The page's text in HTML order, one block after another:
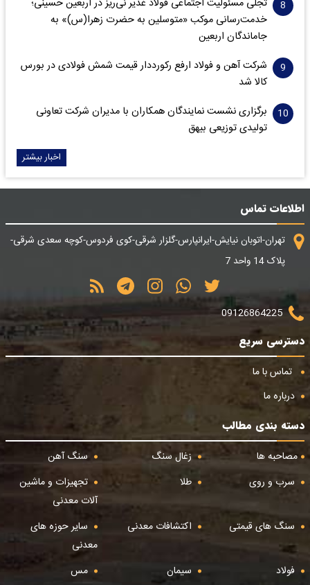
تجلی مسئولیت اجتماعی فولاد غدیر نی‌ریز در اربعین حسینی؛
خدمت‌رسانی موکب «متوسلین به حضرت زهرا(س)» به
جاماندگان اربعین
شرکت آهن و فولاد ارفع رکورددار قیمت شمش فولادی در بورس
کالا شد
برگزاری نشست نمایندگان همکاران با مدیران شرکت تعاونی
تولیدی توزیعی بیهق
اخبار بیشتر
اطلاعات تماس
تهران-اتوبان نیایش-ایرانپارس-گلزار شرقی-کوی فردوس-کوچه سعدی شرقی-
پلاک 14 واحد 7
09126864225
دسترسی سریع
تماس با ما
درباره ما
دسته بندی مطالب
مصاحبه ها
زغال سنگ
سنگ آهن
سرب و روی
طلا
تجهیزات و ماشین
آلات معدنی
سنگ های قیمتی
اکتشافات معدنی
سایر حوزه های
معدنی
فولاد
سیمان مس